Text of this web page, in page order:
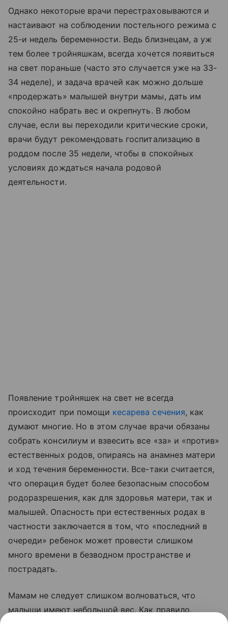
Однако некоторые врачи перестраховываются и
настаивают на соблюдении постельного режима с
25-и недель беременности. Ведь близнецам, а уж
тем более тройняшкам, всегда хочется появиться
на свет пораньше (часто это случается уже на 33-
34 неделе), и задача врачей как можно дольше
«продержать» малышей внутри мамы, дать им
спокойно набрать вес и окрепнуть. В любом
случае, если вы переходили критические сроки,
врачи будут рекомендовать госпитализацию в
роддом после 35 недели, чтобы в спокойных
условиях дождаться начала родовой
деятельности.
Появление тройняшек на свет не всегда
происходит при помощи кесарева сечения, как
думают многие. Но в этом случае врачи обязаны
собрать консилиум и взвесить все «за» и «против»
естественных родов, опираясь на анамнез матери
и ход течения беременности. Все-таки считается,
что операция будет более безопасным способом
родоразрешения, как для здоровья матери, так и
малышей. Опасность при естественных родах в
частности заключается в том, что «последний в
очереди» ребенок может провести слишком
много времени в безводном пространстве и
пострадать.
Мамам не следует слишком волноваться, что
малыши имеют небольшой вес. Как правило,